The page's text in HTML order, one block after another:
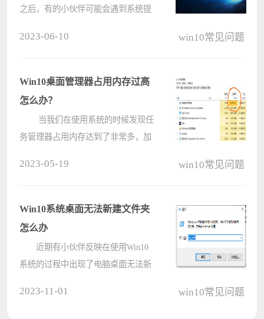
之后，有的小伙伴可能会遇到系统提
装系统的过程中某些组件出现了问
题，或????
2023-06-10 win10常见问题
Win10桌面管理器占用内存过高
怎么办？
当我们在使用系统的时候发现任
务管理器占用内存达到了非常多，加
么处理呢，下面教给大家具体的处理
方????
2023-05-19 win10常见问题
Win10系统桌面无法新建文件夹
怎么办
近期有小伙伴反映在使用Win10
系统的过程中出现了电脑桌面无法新
2023-11-01 win10常见问题